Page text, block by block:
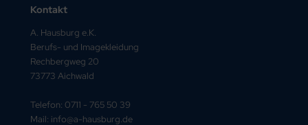
Kontakt
A. Hausburg e.K.
Berufs- und Imagekleidung
Rechbergweg 20
73773 Aichwald
Telefon: 0711 - 765 50 39
Mail: info@a-hausburg.de